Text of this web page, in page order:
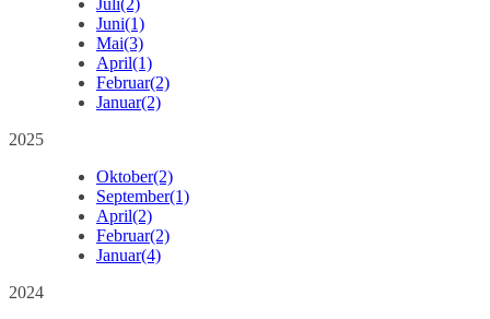
Juli(2)
Juni(1)
Mai(3)
April(1)
Februar(2)
Januar(2)
2025
Oktober(2)
September(1)
April(2)
Februar(2)
Januar(4)
2024